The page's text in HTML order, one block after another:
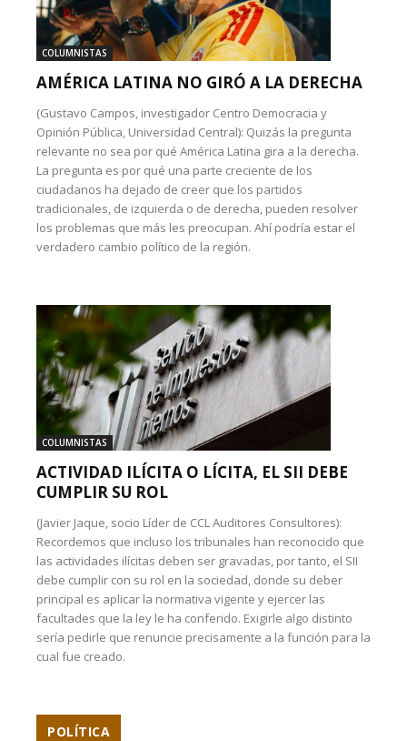
COLUMNISTAS
AMÉRICA LATINA NO GIRÓ A LA DERECHA
(Gustavo Campos, investigador Centro Democracia y
Opinión Pública, Universidad Central): Quizás la pregunta
relevante no sea por qué América Latina gira a la derecha.
La pregunta es por qué una parte creciente de los
ciudadanos ha dejado de creer que los partidos
tradicionales, de izquierda o de derecha, pueden resolver
los problemas que más les preocupan. Ahí podría estar el
verdadero cambio político de la región.
COLUMNISTAS
ACTIVIDAD ILÍCITA O LÍCITA, EL SII DEBE
CUMPLIR SU ROL
(Javier Jaque, socio Líder de CCL Auditores Consultores):
Recordemos que incluso los tribunales han reconocido que
las actividades ilícitas deben ser gravadas, por tanto, el SII
debe cumplir con su rol en la sociedad, donde su deber
principal es aplicar la normativa vigente y ejercer las
facultades que la ley le ha conferido. Exigirle algo distinto
sería pedirle que renuncie precisamente a la función para la
cual fue creado.
POLÍTICA